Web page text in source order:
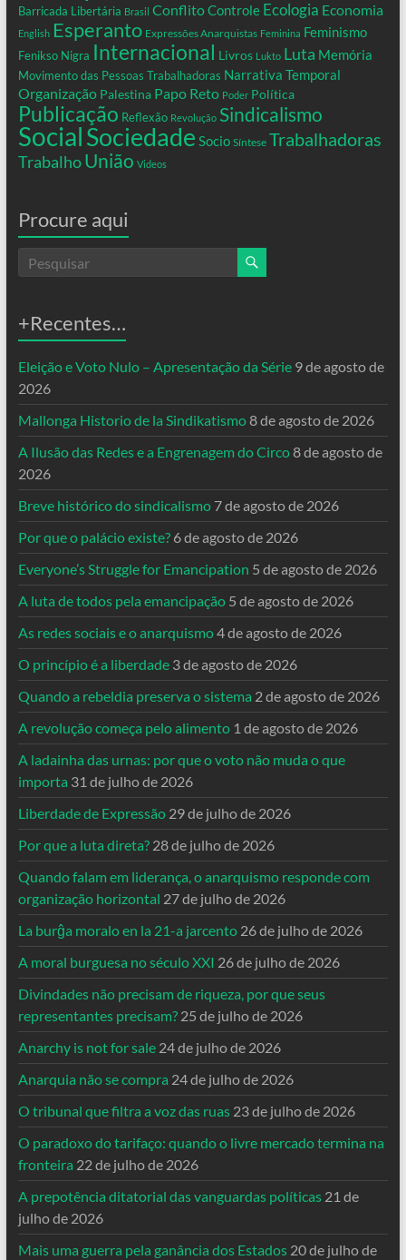
Barricada Libertária Brasil ConflitoControle Ecologia Economia
English Esperanto Expressões Anarquistas Feminina Feminismo
Fenikso Nigra Internacional Livros Lukto Luta Memória
Movimento das Pessoas Trabalhadoras Narrativa Temporal
Organização Palestina Papo Reto Poder Política
Publicação Reflexão Revolução Sindicalismo
SocialSociedade Socio Síntese Trabalhadoras
Trabalho União Videos
Procure aqui
+Recentes…
Eleição e Voto Nulo – Apresentação da Série 9 de agosto de
2026
Mallonga Historio de la Sindikatismo8 de agosto de 2026
A Ilusão das Redes e a Engrenagem do Circo8 de agosto de
2026
Breve histórico do sindicalismo 7 de agosto de 2026
Por que o palácio existe? 6 de agosto de 2026
Everyone’s Struggle for Emancipation 5 de agosto de 2026
A luta de todos pela emancipação 5 de agosto de 2026
As redes sociais e o anarquismo4 de agosto de 2026
O princípio é a liberdade 3 de agosto de 2026
Quando a rebeldia preserva o sistema 2 de agosto de 2026
A revolução começa pelo alimento 1 de agosto de 2026
A ladainha das urnas: por que o voto não muda o que
importa 31 de julho de 2026
Liberdade de Expressão 29 de julho de 2026
Por que a luta direta? 28 de julho de 2026
Quando falam em liderança, o anarquismo responde com
organização horizontal 27 de julho de 2026
La burĝa moralo en la 21-a jarcento 26 de julho de 2026
A moral burguesa no século XXI 26 de julho de 2026
Divindades não precisam de riqueza, por que seus
representantes precisam? 25 de julho de 2026
Anarchy is not for sale 24 de julho de 2026
Anarquia não se compra 24 de julho de 2026
O tribunal que filtra a voz das ruas 23 de julho de 2026
O paradoxo do tarifaço: quando o livre mercado termina na
fronteira 22 de julho de 2026
A prepotência ditatorial das vanguardas políticas 21 de
julho de 2026
Mais uma guerra pela ganância dos Estados 20 de julho de